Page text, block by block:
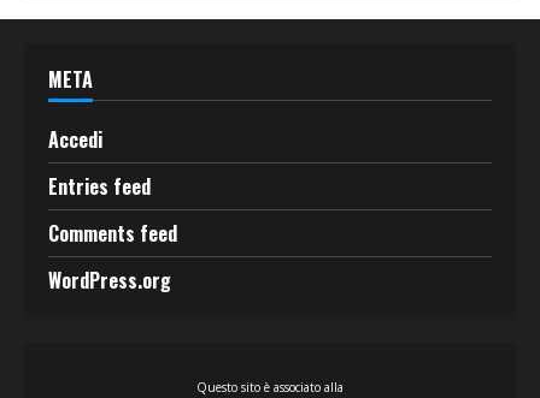
META
Accedi
Entries feed
Comments feed
WordPress.org
Questo sito è associato alla